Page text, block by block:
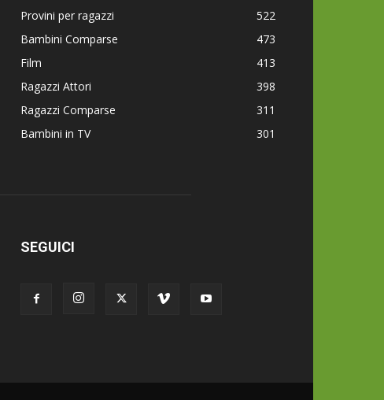
Provini per ragazzi
522
Bambini Comparse
473
Film
413
Ragazzi Attori
398
Ragazzi Comparse
311
Bambini in TV
301
SEGUICI